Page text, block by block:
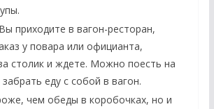
Вы приходите в вагон-ресторан,
у повара или официанта,
столик и ждете. Можно поесть на
еду с собой в вагон.
чем обеды в коробочках, но и